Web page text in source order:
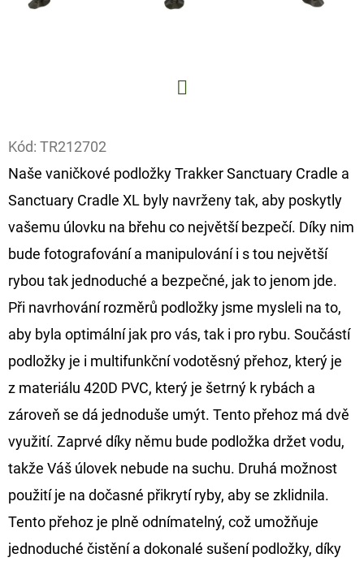
Kód: TR212702
Naše vaničkové podložky Trakker Sanctuary Cradle a
Sanctuary Cradle XL byly navrženy tak, aby poskytly
vašemu úlovku na břehu co největší bezpečí. Díky nim
bude fotografování a manipulování i s tou největší
rybou tak jednoduché a bezpečné, jak to jenom jde.
Při navrhování rozměrů podložky jsme mysleli na to,
aby byla optimální jak pro vás, tak i pro rybu. Součástí
podložky je i multifunkční vodotěsný přehoz, který je
z materiálu 420D PVC, který je šetrný k rybách a
zároveň se dá jednoduše umýt. Tento přehoz má dvě
využití. Zaprvé díky němu bude podložka držet vodu,
takže Váš úlovek nebude na suchu. Druhá možnost
použití je na dočasné přikrytí ryby, aby se zklidnila.
Tento přehoz je plně odnímatelný, což umožňuje
jednoduché čistění a dokonalé sušení podložky, díky
D
O
P
O
R
U
Č
U
J
E
E
OLOVĚNÁ
ZÁTĚŽ
CYBERBARBED